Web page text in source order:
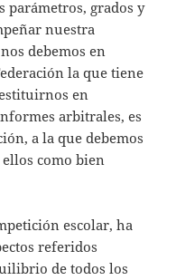
parámetros, grados y
nuestra
debemos en
la que tiene
en
arbitrales, es
a la que debemos
como bien
escolar, ha
referidos
de todos los